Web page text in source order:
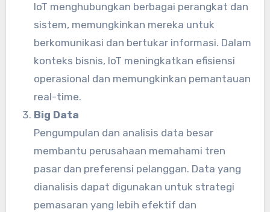
IoT menghubungkan berbagai perangkat dan
sistem, memungkinkan mereka untuk
berkomunikasi dan bertukar informasi. Dalam
konteks bisnis, IoT meningkatkan efisiensi
operasional dan memungkinkan pemantauan
real-time.
Big Data
Pengumpulan dan analisis data besar
membantu perusahaan memahami tren
pasar dan preferensi pelanggan. Data yang
dianalisis dapat digunakan untuk strategi
pemasaran yang lebih efektif dan